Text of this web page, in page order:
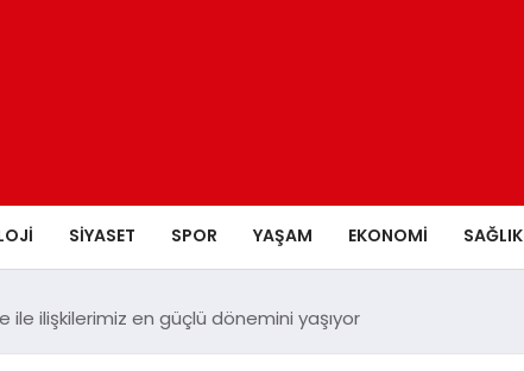
SIYASET SPOR YAŞAM EKONOMI SAĞLIK
ile ilişkilerimiz en güçlü dönemini yaşıyor